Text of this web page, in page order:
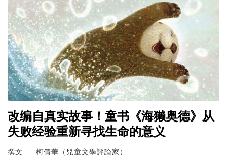
改编自真实故事！童书《海獭奥德》从
失败经验重新寻找生命的意义
撰文 柯倩華（兒童文學評論家）